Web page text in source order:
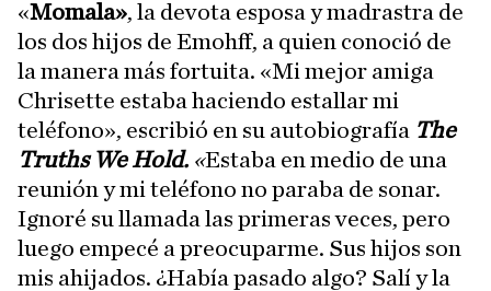
«Momala», la devota esposa y madrastra de
los dos hijos de Emohff, a quien conoció de
la manera más fortuita. «Mi mejor amiga
Chrisette estaba haciendo estallar mi
teléfono», escribió en su autobiografía The
Truths We Hold. «Estaba en medio de una
reunión y mi teléfono no paraba de sonar.
Ignoré su llamada las primeras veces, pero
luego empecé a preocuparme. Sus hijos son
mis ahijados. ¿Había pasado algo? Salí y la